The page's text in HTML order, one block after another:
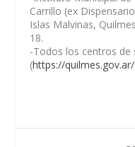
Carrillo (ex
Islas Malvinas,
18.
-Todos los centros de
(https://